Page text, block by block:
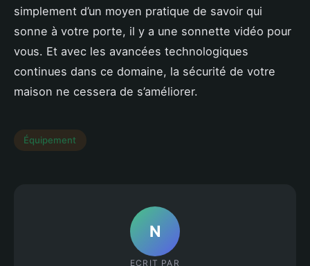
simplement d’un moyen pratique de savoir qui
sonne à votre porte, il y a une sonnette vidéo pour
vous. Et avec les avancées technologiques
continues dans ce domaine, la sécurité de votre
maison ne cessera de s’améliorer.
Équipement
N
ECRIT PAR